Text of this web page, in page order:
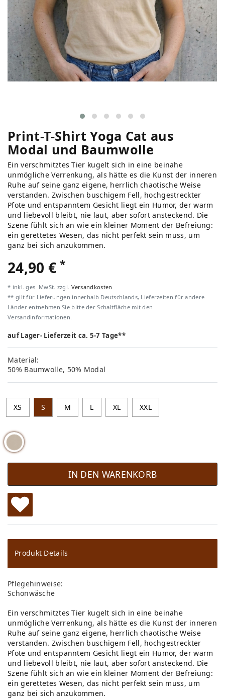
Print-T-Shirt Yoga Cat aus
Modal und Baumwolle
Ein verschmitztes Tier kugelt sich in eine beinahe
unmögliche Verrenkung, als hätte es die Kunst der inneren
Ruhe auf seine ganz eigene, herrlich chaotische Weise
verstanden. Zwischen buschigem Fell, hochgestreckter
Pfote und entspanntem Gesicht liegt ein Humor, der warm
und liebevoll bleibt, nie laut, aber sofort ansteckend. Die
Szene fühlt sich an wie ein kleiner Moment der Befreiung:
ein gerettetes Wesen, das nicht perfekt sein muss, um
ganz bei sich anzukommen.
24,90 €*
* inkl. ges. MwSt. zzgl. Versandkosten
** gilt für Lieferungen innerhalb Deutschlands, Lieferzeiten für andere
Länder entnehmen Sie bitte der Schaltfläche mit den
Versandinformationen.
auf Lager- Lieferzeit ca. 5-7 Tage**
Material:
50% Baumwolle, 50% Modal
XS S M L XL XXL
IN DEN WARENKORB
W
u
ns
ch
lis
te
Produkt Details
Pflegehinweise:
Schonwäsche
Ein verschmitztes Tier kugelt sich in eine beinahe
unmögliche Verrenkung, als hätte es die Kunst der inneren
Ruhe auf seine ganz eigene, herrlich chaotische Weise
verstanden. Zwischen buschigem Fell, hochgestreckter
Pfote und entspanntem Gesicht liegt ein Humor, der warm
und liebevoll bleibt, nie laut, aber sofort ansteckend. Die
Szene fühlt sich an wie ein kleiner Moment der Befreiung:
ein gerettetes Wesen, das nicht perfekt sein muss, um
ganz bei sich anzukommen.